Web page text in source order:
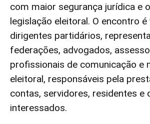
com maior segurança jurídica e
legislação eleitoral. O encontro
dirigentes partidários,
federações, advogados,
profissionais de comunicação e
eleitoral, responsáveis pela
contas, servidores, residentes e
interessados.